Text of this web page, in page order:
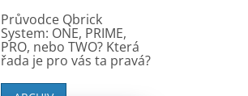
Průvodce Qbrick
System: ONE, PRIME,
PRO, nebo TWO? Která
řada je pro vás ta pravá?